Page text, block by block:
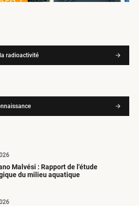
radioactivité
Malvési : Rapport de l'étude
du milieu aquatique